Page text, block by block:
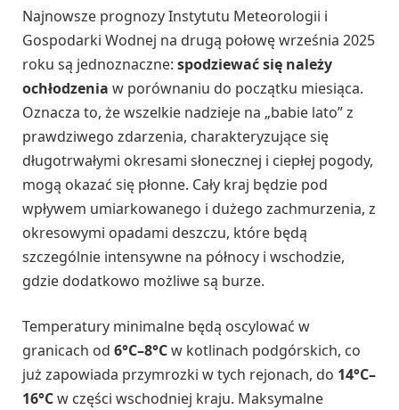
Najnowsze prognozy Instytutu Meteorologii i
Gospodarki Wodnej na drugą połowę września 2025
roku są jednoznaczne: spodziewać się należy
ochłodzenia w porównaniu do początku miesiąca.
Oznacza to, że wszelkie nadzieje na „babie lato” z
prawdziwego zdarzenia, charakteryzujące się
długotrwałymi okresami słonecznej i ciepłej pogody,
mogą okazać się płonne. Cały kraj będzie pod
wpływem umiarkowanego i dużego zachmurzenia, z
okresowymi opadami deszczu, które będą
szczególnie intensywne na północy i wschodzie,
gdzie dodatkowo możliwe są burze.
Temperatury minimalne będą oscylować w
granicach od 6°C–8°Cw kotlinach podgórskich, co
już zapowiada przymrozki w tych rejonach, do 14°C–
16°Cw części wschodniej kraju. Maksymalne